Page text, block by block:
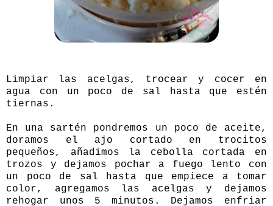
Limpiar las acelgas, trocear y cocer en
agua con un poco de sal hasta que estén
tiernas.
En una sartén pondremos un poco de aceite,
doramos el ajo cortado en trocitos
pequeños, añadimos la cebolla cortada en
trozos y dejamos pochar a fuego lento con
un poco de sal hasta que empiece a tomar
color, agregamos las acelgas y dejamos
rehogar unos 5 minutos. Dejamos enfriar